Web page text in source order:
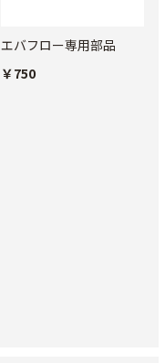
エバフロー専用部品
￥750